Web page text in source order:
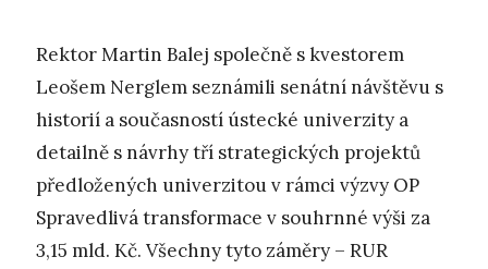
Rektor Martin Balej společně s kvestorem
Leošem Nerglem seznámili senátní návštěvu s
historií a současností ústecké univerzity a
detailně s návrhy tří strategických projektů
předložených univerzitou v rámci výzvy OP
Spravedlivá transformace v souhrnné výši za
3,15 mld. Kč. Všechny tyto záměry – RUR